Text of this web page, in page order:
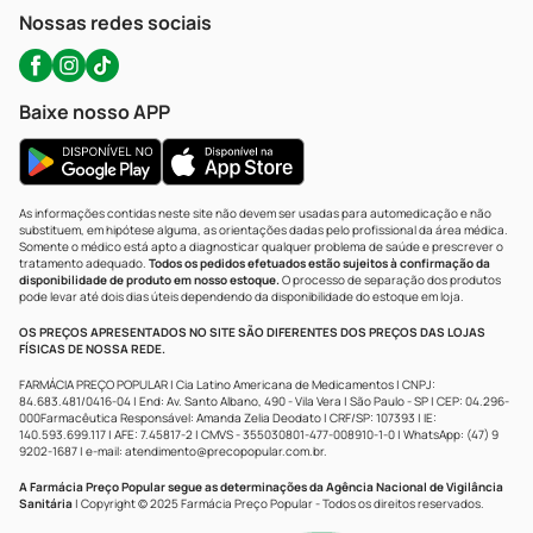
Nossas redes sociais
Baixe nosso APP
As informações contidas neste site não devem ser usadas para automedicação e não
substituem, em hipótese alguma, as orientações dadas pelo profissional da área médica.
Somente o médico está apto a diagnosticar qualquer problema de saúde e prescrever o
tratamento adequado. Todos os pedidos efetuados estão sujeitos à confirmação da
disponibilidade de produto em nosso estoque.O processo de separação dos produtos
pode levar até dois dias úteis dependendo da disponibilidade do estoque em loja.
OS PREÇOS APRESENTADOS NO SITE SÃO DIFERENTES DOS PREÇOS DAS LOJAS
FÍSICAS DE NOSSA REDE.
FARMÁCIA PREÇO POPULAR | Cia Latino Americana de Medicamentos | CNPJ:
84.683.481/0416-04 | End: Av. Santo Albano, 490 - Vila Vera | São Paulo - SP | CEP: 04.296-
000Farmacêutica Responsável: Amanda Zelia Deodato | CRF/SP: 107393 | IE:
140.593.699.117 | AFE: 7.45817-2 | CMVS - 355030801-477-008910-1-0 | WhatsApp: (47) 9
9202-1687 | e-mail: atendimento@precopopular.com.br.
A Farmácia Preço Popular segue as determinações da Agência Nacional de Vigilância
Sanitária | Copyright © 2025 Farmácia Preço Popular - Todos os direitos reservados.